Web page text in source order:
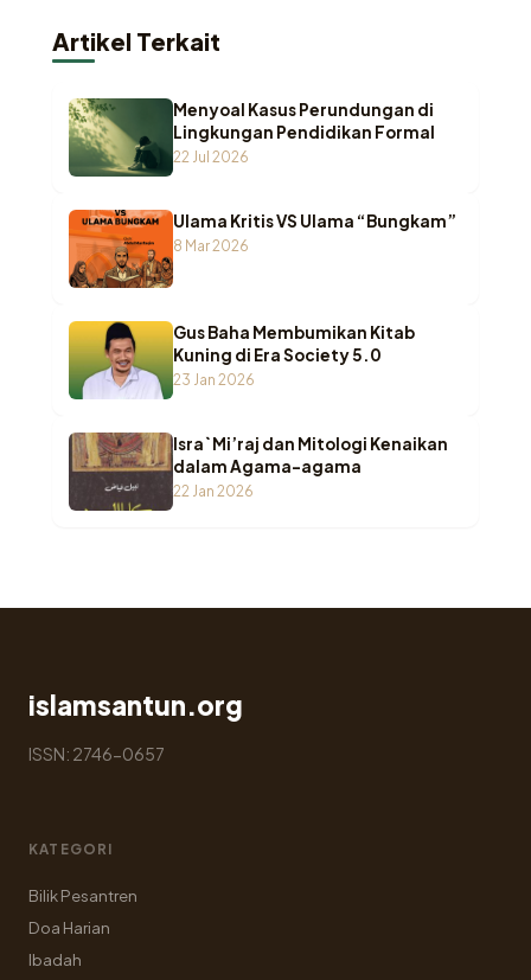
Artikel Terkait
Menyoal Kasus Perundungan di
Lingkungan Pendidikan Formal
22 Jul 2026
Ulama Kritis VS Ulama “Bungkam”
8 Mar 2026
Gus Baha Membumikan Kitab
Kuning di Era Society 5.0
23 Jan 2026
Isra` Mi’raj dan Mitologi Kenaikan
dalam Agama-agama
22 Jan 2026
islamsantun.org
ISSN: 2746-0657
KATEGORI
Bilik Pesantren
Doa Harian
Ibadah